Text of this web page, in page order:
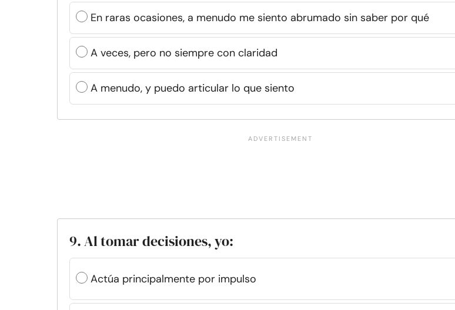
En raras ocasiones, a menudo me siento abrumado sin saber por qué
A veces, pero no siempre con claridad
A menudo, y puedo articular lo que siento
9. Al tomar decisiones, yo:
Actúa principalmente por impulso